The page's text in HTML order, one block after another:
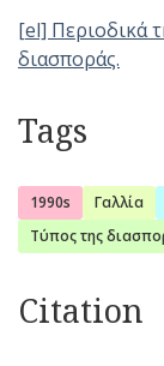
[el] Περιοδικά
διασποράς.
Tags
1990s Γαλλία
Τύπος της
Citation